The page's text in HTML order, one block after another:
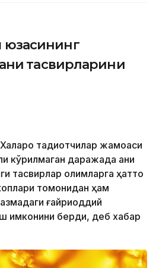
тасвирларини
тадқиқотчилар жамоаси
кўрилмаган даражада аниқ
тасвирлар олимларга ҳатто
томонидан ҳам
ғайриоддий
имконини берди, деб хабар